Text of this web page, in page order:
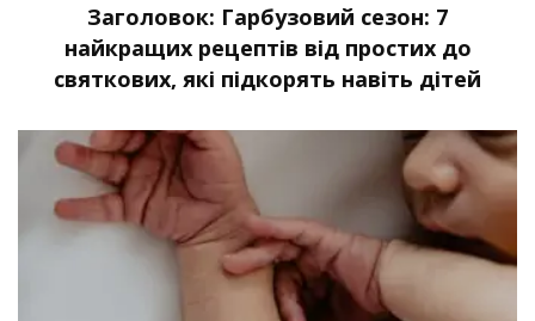
Заголовок: Гарбузовий сезон: 7
найкращих рецептів від простих до
святкових, які підкорять навіть дітей